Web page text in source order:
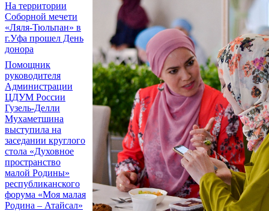
На территории
Соборной мечети
«Ляля-Тюльпан» в
г.Уфа прошел День
донора
Помощник
руководителя
Администрации
ЦДУМ России
Гузель-Делли
Мухаметшина
выступила на
заседании круглого
стола «Духовное
пространство
малой Родины»
республиканского
форума «Моя малая
Родина – Атайсал»